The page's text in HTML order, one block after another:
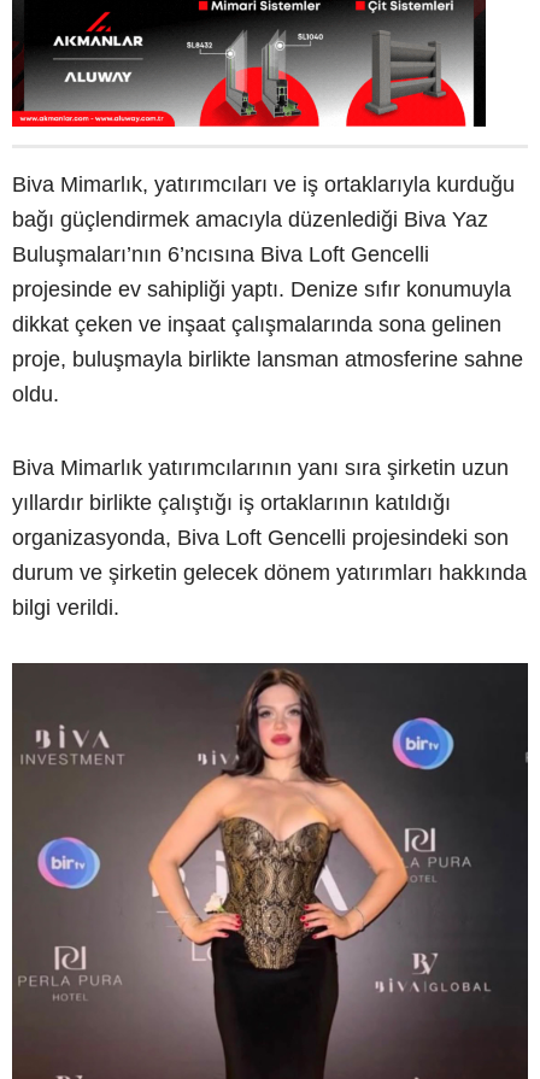
Biva Mimarlık, yatırımcıları ve iş ortaklarıyla kurduğu
bağı güçlendirmek amacıyla düzenlediği Biva Yaz
Buluşmaları’nın 6’ncısına Biva Loft Gencelli
projesinde ev sahipliği yaptı. Denize sıfır konumuyla
dikkat çeken ve inşaat çalışmalarında sona gelinen
proje, buluşmayla birlikte lansman atmosferine sahne
oldu.
Biva Mimarlık yatırımcılarının yanı sıra şirketin uzun
yıllardır birlikte çalıştığı iş ortaklarının katıldığı
organizasyonda, Biva Loft Gencelli projesindeki son
durum ve şirketin gelecek dönem yatırımları hakkında
bilgi verildi.